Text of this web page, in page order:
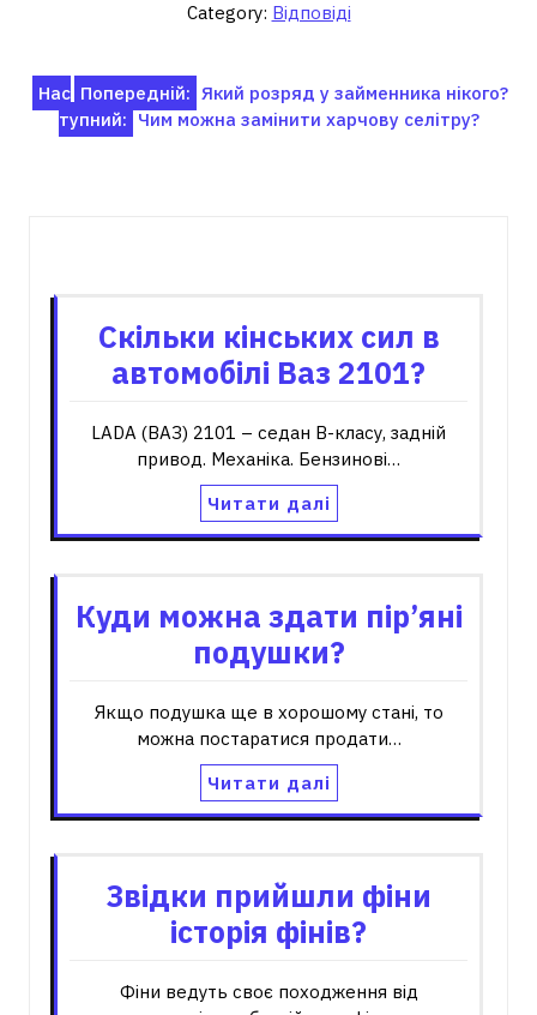
Category: Відповіді
Навігація
записів
Попередній: Який розряд у займенника нікого?
Нас
тупний: Чим можна замінити харчову селітру?
Скільки кінських сил в
автомобілі Ваз 2101?
LADA (ВАЗ) 2101 – седан B-класу, задній
привод. Механіка. Бензинові…
Читати далі
Куди можна здати пір’яні
подушки?
Якщо подушка ще в хорошому стані, то
можна постаратися продати…
Читати далі
Звідки прийшли фіни
історія фінів?
Фіни ведуть своє походження від